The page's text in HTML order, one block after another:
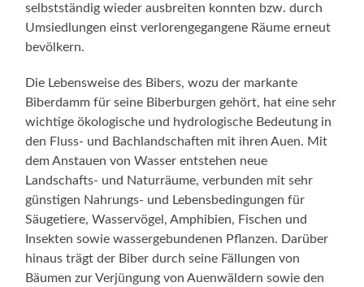
selbstständig wieder ausbreiten konnten bzw. durch
Umsiedlungen einst verlorengegangene Räume erneut
bevölkern.
Die Lebensweise des Bibers, wozu der markante
Biberdamm für seine Biberburgen gehört, hat eine sehr
wichtige ökologische und hydrologische Bedeutung in
den Fluss- und Bachlandschaften mit ihren Auen. Mit
dem Anstauen von Wasser entstehen neue
Landschafts- und Naturräume, verbunden mit sehr
günstigen Nahrungs- und Lebensbedingungen für
Säugetiere, Wasservögel, Amphibien, Fischen und
Insekten sowie wassergebundenen Pflanzen. Darüber
hinaus trägt der Biber durch seine Fällungen von
Bäumen zur Verjüngung von Auenwäldern sowie den